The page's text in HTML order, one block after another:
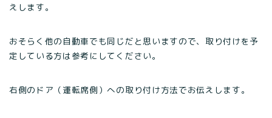
えします。
おそらく他の自動車でも同じだと思いますので、取り付けを予
定している方は参考にしてください。
右側のドア（運転席側）への取り付け方法でお伝えします。